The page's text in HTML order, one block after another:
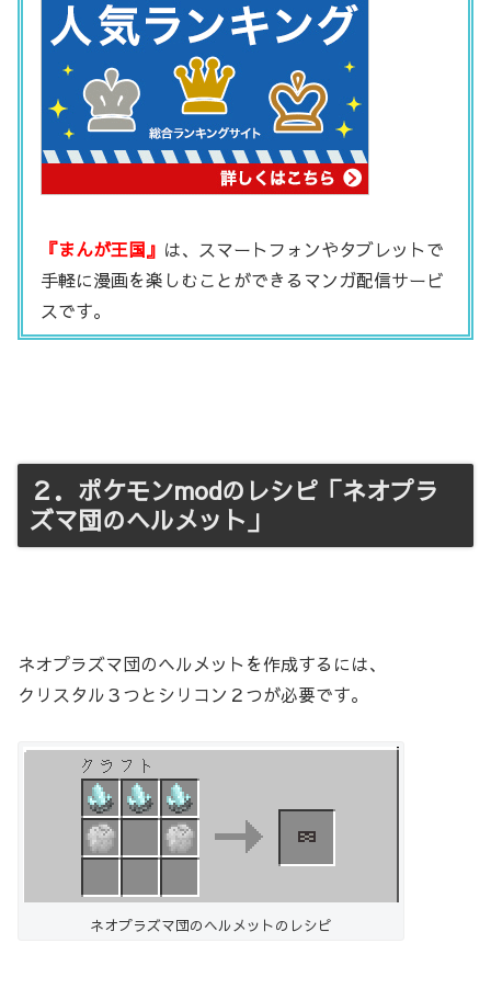
『まんが王国』 は、スマートフォンやタブレットで
手軽に漫画を楽しむことができるマンガ配信サービ
スです。
２．ポケモンmodのレシピ「ネオプラ
ズマ団のヘルメット」
ネオプラズマ団のヘルメットを作成するには、
クリスタル３つとシリコン２つが必要です。
ネオプラズマ団のヘルメットのレシピ